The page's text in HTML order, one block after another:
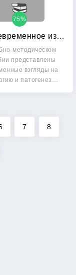
Преждевременное излитие околоплодных вод: этиология, патогенез, диагностика, тактика ведения беременности и родов, профилактика
75%
методическом
представлены
взгляды на
и патогенез…
7 8